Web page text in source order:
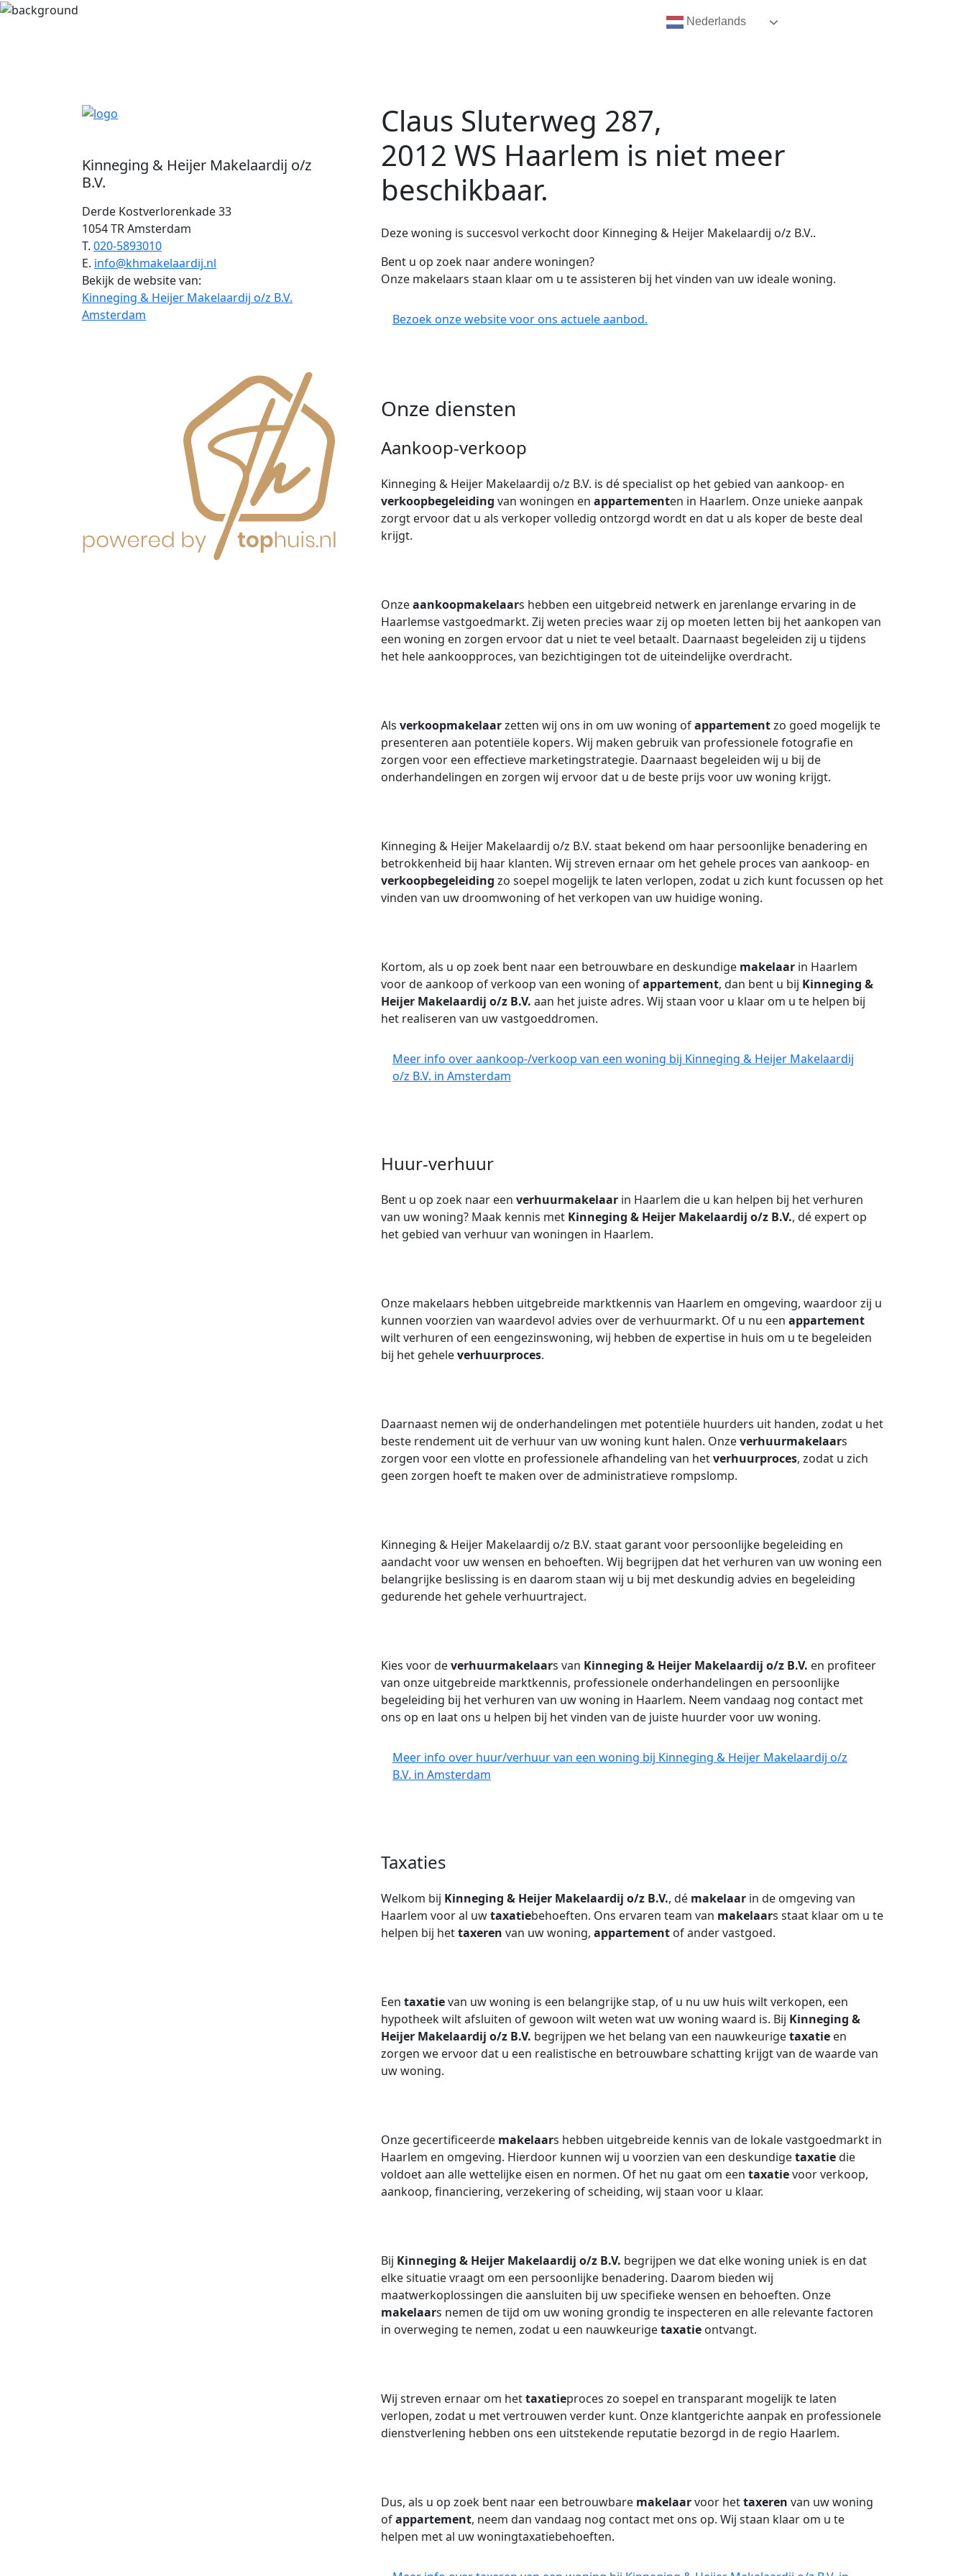
Kinneging & Heijer Makelaardij o/z
B.V.
Derde Kostverlorenkade 33
1054 TR Amsterdam
T. 020-5893010
E. info@khmakelaardij.nl
Bekijk de website van:
Kinneging & Heijer Makelaardij o/z B.V.
Amsterdam
Claus Sluterweg 287,
2012 WS Haarlem is niet meer
beschikbaar.
Deze woning is succesvol verkocht door Kinneging & Heijer Makelaardij o/z B.V..
Bent u op zoek naar andere woningen?
Onze makelaars staan klaar om u te assisteren bij het vinden van uw ideale woning.
Bezoek onze website voor ons actuele aanbod.
Onze diensten
Aankoop-verkoop
Kinneging & Heijer Makelaardij o/z B.V. is dé specialist op het gebied van aankoop- en
verkoopbegeleiding van woningen en appartementen in Haarlem. Onze unieke aanpak
zorgt ervoor dat u als verkoper volledig ontzorgd wordt en dat u als koper de beste deal
krijgt.
Onzeaankoopmakelaars hebben een uitgebreid netwerk en jarenlange ervaring in de
Haarlemse vastgoedmarkt. Zij weten precies waar zij op moeten letten bij het aankopen van
een woning en zorgen ervoor dat u niet te veel betaalt. Daarnaast begeleiden zij u tijdens
het hele aankoopproces, van bezichtigingen tot de uiteindelijke overdracht.
Als verkoopmakelaarzetten wij ons in om uw woning ofappartementzo goed mogelijk te
presenteren aan potentiële kopers. Wij maken gebruik van professionele fotografie en
zorgen voor een effectieve marketingstrategie. Daarnaast begeleiden wij u bij de
onderhandelingen en zorgen wij ervoor dat u de beste prijs voor uw woning krijgt.
Kinneging & Heijer Makelaardij o/z B.V. staat bekend om haar persoonlijke benadering en
betrokkenheid bij haar klanten. Wij streven ernaar om het gehele proces van aankoop- en
verkoopbegeleiding zo soepel mogelijk te laten verlopen, zodat u zich kunt focussen op het
vinden van uw droomwoning of het verkopen van uw huidige woning.
Kortom, als u op zoek bent naar een betrouwbare en deskundige makelaar in Haarlem
voor de aankoop of verkoop van een woning ofappartement, dan bent u bij Kinneging &
Heijer Makelaardij o/z B.V. aan het juiste adres. Wij staan voor u klaar om u te helpen bij
het realiseren van uw vastgoeddromen.
Meer info over aankoop-/verkoop van een woning bij Kinneging & Heijer Makelaardij
o/z B.V. in Amsterdam
Huur-verhuur
Bent u op zoek naar een verhuurmakelaar in Haarlem die u kan helpen bij het verhuren
van uw woning? Maak kennis met Kinneging & Heijer Makelaardij o/z B.V., dé expert op
het gebied van verhuur van woningen in Haarlem.
Onze makelaars hebben uitgebreide marktkennis van Haarlem en omgeving, waardoor zij u
kunnen voorzien van waardevol advies over de verhuurmarkt. Of u nu een appartement
wilt verhuren of een eengezinswoning, wij hebben de expertise in huis om u te begeleiden
bij het geheleverhuurproces.
Daarnaast nemen wij de onderhandelingen met potentiële huurders uit handen, zodat u het
beste rendement uit de verhuur van uw woning kunt halen. Onzeverhuurmakelaars
zorgen voor een vlotte en professionele afhandeling van hetverhuurproces, zodat u zich
geen zorgen hoeft te maken over de administratieve rompslomp.
Kinneging & Heijer Makelaardij o/z B.V. staat garant voor persoonlijke begeleiding en
aandacht voor uw wensen en behoeften. Wij begrijpen dat het verhuren van uw woning een
belangrijke beslissing is en daarom staan wij u bij met deskundig advies en begeleiding
gedurende het gehele verhuurtraject.
Kies voor deverhuurmakelaars van Kinneging & Heijer Makelaardij o/z B.V. en profiteer
van onze uitgebreide marktkennis, professionele onderhandelingen en persoonlijke
begeleiding bij het verhuren van uw woning in Haarlem. Neem vandaag nog contact met
ons op en laat ons u helpen bij het vinden van de juiste huurder voor uw woning.
Meer info over huur/verhuur van een woning bij Kinneging & Heijer Makelaardij o/z
B.V. in Amsterdam
Taxaties
Welkom bij Kinneging & Heijer Makelaardij o/z B.V., dé makelaar in de omgeving van
Haarlem voor al uwtaxatiebehoeften. Ons ervaren team van makelaars staat klaar om u te
helpen bij hettaxeren van uw woning, appartement of ander vastgoed.
Een taxatievan uw woning is een belangrijke stap, of u nu uw huis wilt verkopen, een
hypotheek wilt afsluiten of gewoon wilt weten wat uw woning waard is. Bij Kinneging &
Heijer Makelaardij o/z B.V. begrijpen we het belang van een nauwkeurigetaxatie en
zorgen we ervoor dat u een realistische en betrouwbare schatting krijgt van de waarde van
uw woning.
Onze gecertificeerde makelaars hebben uitgebreide kennis van de lokale vastgoedmarkt in
Haarlem en omgeving. Hierdoor kunnen wij u voorzien van een deskundigetaxatiedie
voldoet aan alle wettelijke eisen en normen. Of het nu gaat om een taxatievoor verkoop,
aankoop, financiering, verzekering of scheiding, wij staan voor u klaar.
Bij Kinneging & Heijer Makelaardij o/z B.V. begrijpen we dat elke woning uniek is en dat
elke situatie vraagt om een persoonlijke benadering. Daarom bieden wij
maatwerkoplossingen die aansluiten bij uw specifieke wensen en behoeften. Onze
makelaars nemen de tijd om uw woning grondig te inspecteren en alle relevante factoren
in overweging te nemen, zodat u een nauwkeurigetaxatie ontvangt.
Wij streven ernaar om hettaxatieproces zo soepel en transparant mogelijk te laten
verlopen, zodat u met vertrouwen verder kunt. Onze klantgerichte aanpak en professionele
dienstverlening hebben ons een uitstekende reputatie bezorgd in de regio Haarlem.
Dus, als u op zoek bent naar een betrouwbare makelaarvoor hettaxeren van uw woning
ofappartement, neem dan vandaag nog contact met ons op. Wij staan klaar om u te
helpen met al uw woningtaxatiebehoeften.
Nederlands